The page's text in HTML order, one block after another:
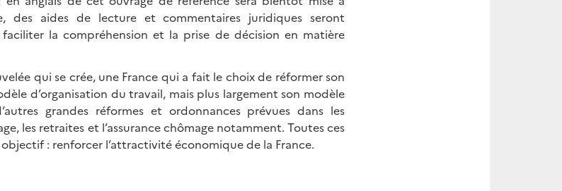
des aides de lecture et commentaires juridiques seront
la compréhension et la prise de décision en matière
qui se crée, une France qui a fait le choix de réformer son
d’organisation du travail, mais plus largement son modèle
grandes réformes et ordonnances prévues dans les
les retraites et l’assurance chômage notamment. Toutes ces
: renforcer l’attractivité économique de la France.